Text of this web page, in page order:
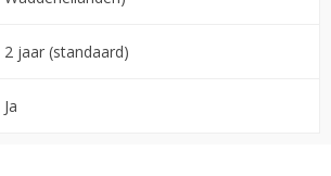
2 jaar (standaard)
Ja